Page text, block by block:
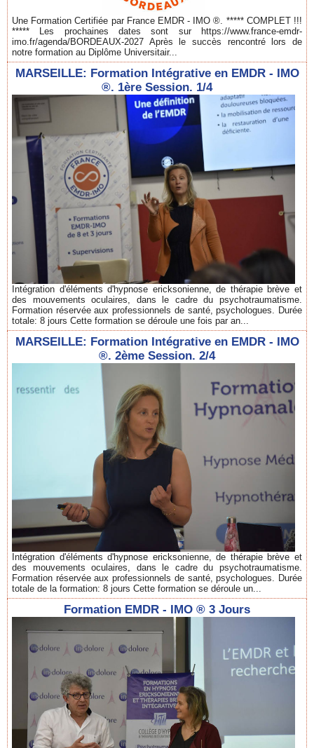
Une Formation Certifiée par France EMDR - IMO ®. ***** COMPLET !!!
***** Les prochaines dates sont sur https://www.france-emdr-
imo.fr/agenda/BORDEAUX-2027 Après le succès rencontré lors de
notre formation au Diplôme Universitair...
MARSEILLE: Formation Intégrative en EMDR - IMO
®. 1ère Session. 1/4
Intégration d'éléments d'hypnose ericksonienne, de thérapie brève et
des mouvements oculaires, dans le cadre du psychotraumatisme.
Formation réservée aux professionnels de santé, psychologues. Durée
totale: 8 jours Cette formation se déroule une fois par an...
MARSEILLE: Formation Intégrative en EMDR - IMO
®. 2ème Session. 2/4
Intégration d'éléments d'hypnose ericksonienne, de thérapie brève et
des mouvements oculaires, dans le cadre du psychotraumatisme.
Formation réservée aux professionnels de santé, psychologues. Durée
totale de la formation: 8 jours Cette formation se déroule un...
Formation EMDR - IMO ® 3 Jours